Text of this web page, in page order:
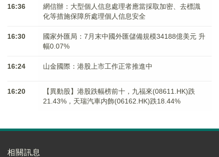
16:36
網信辦：大型個人信息處理者應當採取加密、去標識
化等措施保障所處理個人信息安全
16:30
國家外匯局：7月末中國外匯儲備規模34188億美元 升
幅0.07%
16:24 山金國際：港股上市工作正常推進中
16:20
【異動股】港股跌幅榜前十，九福來(08611.HK)跌
21.43%，天瑞汽車内飾(06162.HK)跌18.44%
相關訊息